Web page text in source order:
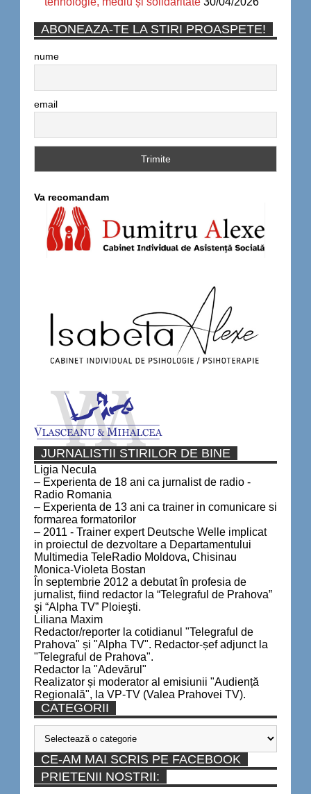
ABONEAZA-TE LA STIRI PROASPETE!
nume
email
Va recomandam
JURNALISTII STIRILOR DE BINE
Ligia Necula
– Experienta de 18 ani ca jurnalist de radio -
Radio Romania
– Experienta de 13 ani ca trainer in comunicare si
formarea formatorilor
– 2011 - Trainer expert Deutsche Welle implicat
in proiectul de dezvoltare a Departamentului
Multimedia TeleRadio Moldova, Chisinau
Monica-Violeta Bostan
În septembrie 2012 a debutat în profesia de
jurnalist, fiind redactor la “Telegraful de Prahova”
şi “Alpha TV” Ploieşti.
Liliana Maxim
Redactor/reporter la cotidianul "Telegraful de
Prahova" și "Alpha TV". Redactor-șef adjunct la
"Telegraful de Prahova".
Redactor la "Adevărul"
Realizator și moderator al emisiunii "Audiență
Regională", la VP-TV (Valea Prahovei TV).
CATEGORII
Categorii
CE-AM MAI SCRIS PE FACEBOOK
PRIETENII NOSTRII: